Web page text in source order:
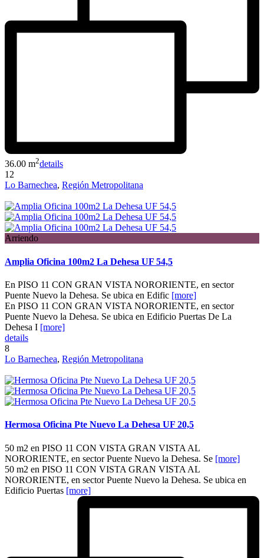
36.00 m2details
12
Lo Barnechea, Región Metropolitana
Arriendo
Amplia Oficina 100m2 La Dehesa UF 54,5
En PISO 11 CON GRAN VISTA NORORIENTE, en sector
Puente Nuevo la Dehesa. Se ubica en Edific [more]
En PISO 11 CON GRAN VISTA NORORIENTE, en sector
Puente Nuevo la Dehesa. Se ubica en Edificio Puertas De La
Dehesa I [more]
details
8
Lo Barnechea, Región Metropolitana
Hermosa Oficina Pte Nuevo La Dehesa UF 20,5
50 m2 en PISO 11 CON VISTA GRAN VISTA AL
NORORIENTE, en sector Puente Nuevo la Dehesa. Se [more]
50 m2 en PISO 11 CON VISTA GRAN VISTA AL
NORORIENTE, en sector Puente Nuevo la Dehesa. Se ubica en
Edificio Puertas [more]